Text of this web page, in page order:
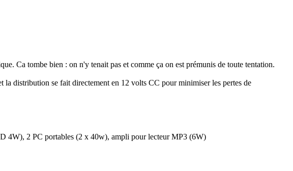
Ca tombe bien : on n'y tenait pas et comme ça on est prémunis de toute tentation.
la distribution se fait directement en 12 volts CC pour minimiser les pertes de
4W), 2 PC portables (2 x 40w), ampli pour lecteur MP3 (6W)